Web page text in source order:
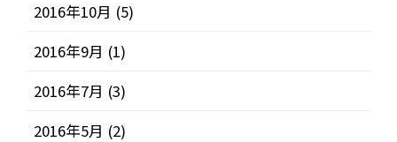
2016年10月 (5)
2016年9月 (1)
2016年7月 (3)
2016年5月 (2)